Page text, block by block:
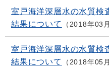
室戸海洋深層水の水質検
結果について
2018年03
室戸海洋深層水の水質検
結果について
2018年05